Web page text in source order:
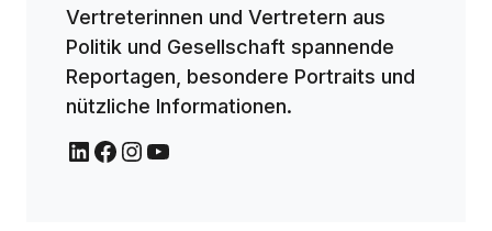
Vertreterinnen und Vertretern aus
Politik und Gesellschaft spannende
Reportagen, besondere Portraits und
nützliche Informationen.